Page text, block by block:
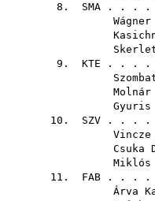
8. SMA . . . .
9. KTE . . . .
10. SZV . . . .
Csuka
Miklós
11. FAB . . . .
Árva